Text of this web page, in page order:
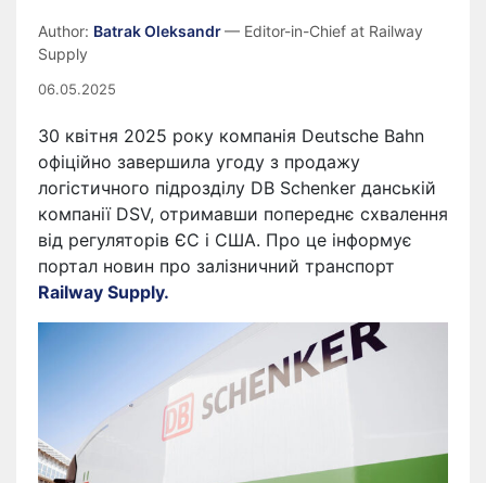
Author: Batrak Oleksandr— Editor-in-Chief at Railway
Supply
06.05.2025
30 квітня 2025 року компанія Deutsche Bahn
офіційно завершила угоду з продажу
логістичного підрозділу DB Schenker данській
компанії DSV, отримавши попереднє схвалення
від регуляторів ЄС і США. Про це інформує
портал новин про залізничний транспорт
Railway Supply.